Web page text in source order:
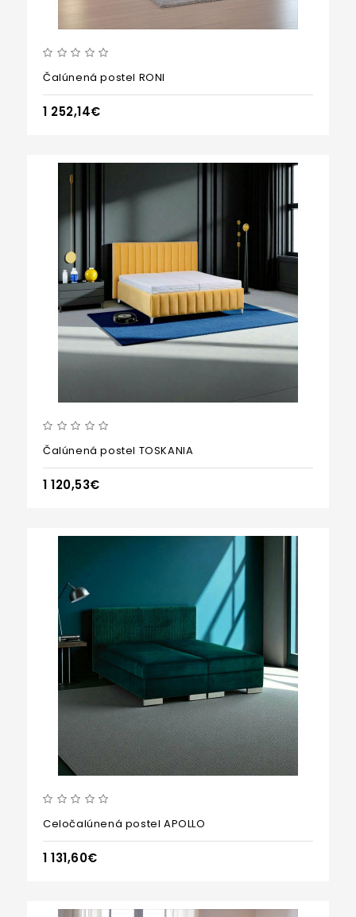
Čalúnená postel RONI
1 252,14€
Čalúnená postel TOSKANIA
1 120,53€
Celočalúnená postel APOLLO
1 131,60€